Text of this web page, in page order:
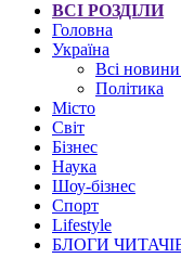
ВСІ РОЗДІЛИ
Головна
Україна
Всі новини
Політика
Місто
Світ
Бізнес
Наука
Шоу-бізнес
Спорт
Lifestyle
БЛОГИ